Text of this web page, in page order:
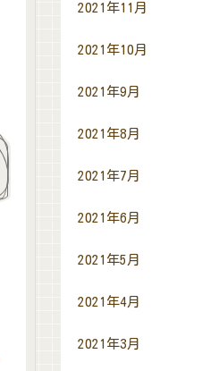
2021年11月
2021年10月
2021年9月
2021年8月
2021年7月
2021年6月
2021年5月
2021年4月
2021年3月